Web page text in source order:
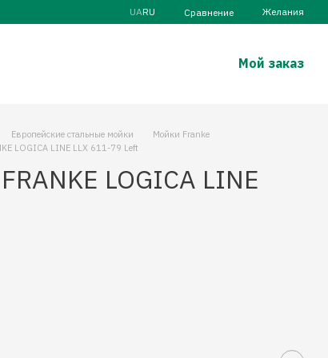
UARU Сравнение Желания
Мой заказ
Европейские стальные мойки
Мойки Franke
LOGICA LINE LLX 611-79 Left
LOGICA LINE